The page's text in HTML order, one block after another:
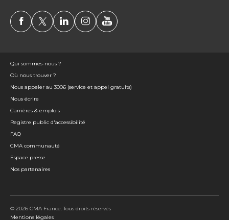
Qui sommes-nous ?
Où nous trouver ?
Nous appeler au 3006 (service et appel gratuits)
Nous écrire
Carrières & emplois
Registre public d'accessibilité
FAQ
CMA communauté
Espace presse
Nos partenaires
© 2026 CMA France. Tous droits réservés
Mentions légales